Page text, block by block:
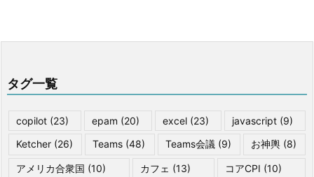
タグ一覧
copilot (23) epam (20) excel (23) javascript (9)
Ketcher (26) Teams (48) Teams会議 (9) お神輿(8)
アメリカ合衆国 (10) カフェ (13) コアCPI (10)